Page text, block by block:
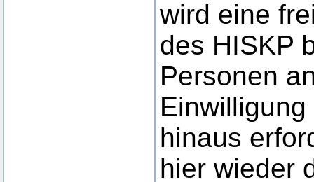
wird eine
des HISKP
Personen
hinaus
hier wieder